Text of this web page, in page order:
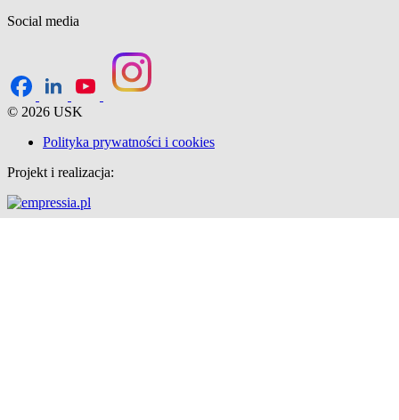
Social media
© 2026 USK
Polityka prywatności i cookies
Projekt i realizacja: